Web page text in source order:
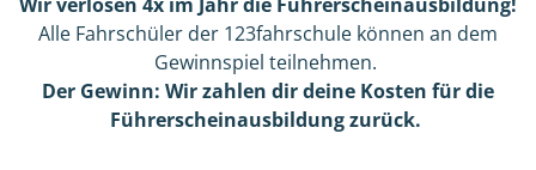
Alle Fahrschüler der 123fahrschule können an dem
Gewinnspiel teilnehmen.
Der Gewinn: Wir zahlen dir deine Kosten für die
Führerscheinausbildung zurück.